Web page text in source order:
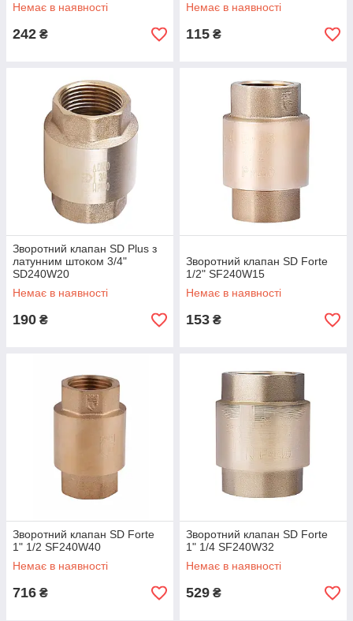
Немає в наявності
242 ₴
Немає в наявності
115 ₴
Зворотний клапан SD Plus з
латунним штоком 3/4"
SD240W20
Немає в наявності
190 ₴
Зворотний клапан SD Forte
1/2" SF240W15
Немає в наявності
153 ₴
Зворотний клапан SD Forte
1" 1/2 SF240W40
Немає в наявності
716 ₴
Зворотний клапан SD Forte
1" 1/4 SF240W32
Немає в наявності
529 ₴